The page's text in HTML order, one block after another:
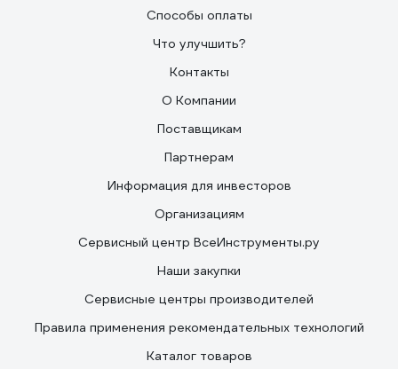
Способы оплаты
Что улучшить?
Контакты
О Компании
Поставщикам
Партнерам
Информация для инвесторов
Организациям
Сервисный центр ВсеИнструменты.ру
Наши закупки
Сервисные центры производителей
Правила применения рекомендательных технологий
Каталог товаров